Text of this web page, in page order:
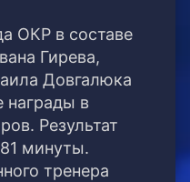
ОКР в составе
Гирева,
Довгалюка
награды в
Результат
минуты.
тренера